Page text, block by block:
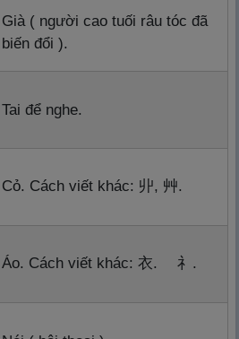
Già ( người cao tuối râu tóc đã
biến đổi ).
Tai để nghe.
Cỏ. Cách viết khác: 丱
Nghĩa: Tết tóc làm hai múi hai
, 艸.
Áo. Cách viết khác: 衣. 礻 .